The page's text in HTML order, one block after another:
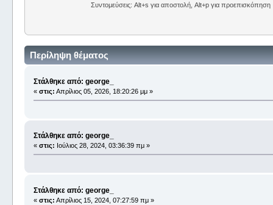
Συντομεύσεις: Alt+s για αποστολή, Alt+p για προεπισκόπηση
Περίληψη θέματος
Στάλθηκε από: george_
« στις: Απρίλιος 05, 2026, 18:20:26 μμ »
Στάλθηκε από: george_
« στις: Ιούλιος 28, 2024, 03:36:39 πμ »
Στάλθηκε από: george_
« στις: Απρίλιος 15, 2024, 07:27:59 πμ »